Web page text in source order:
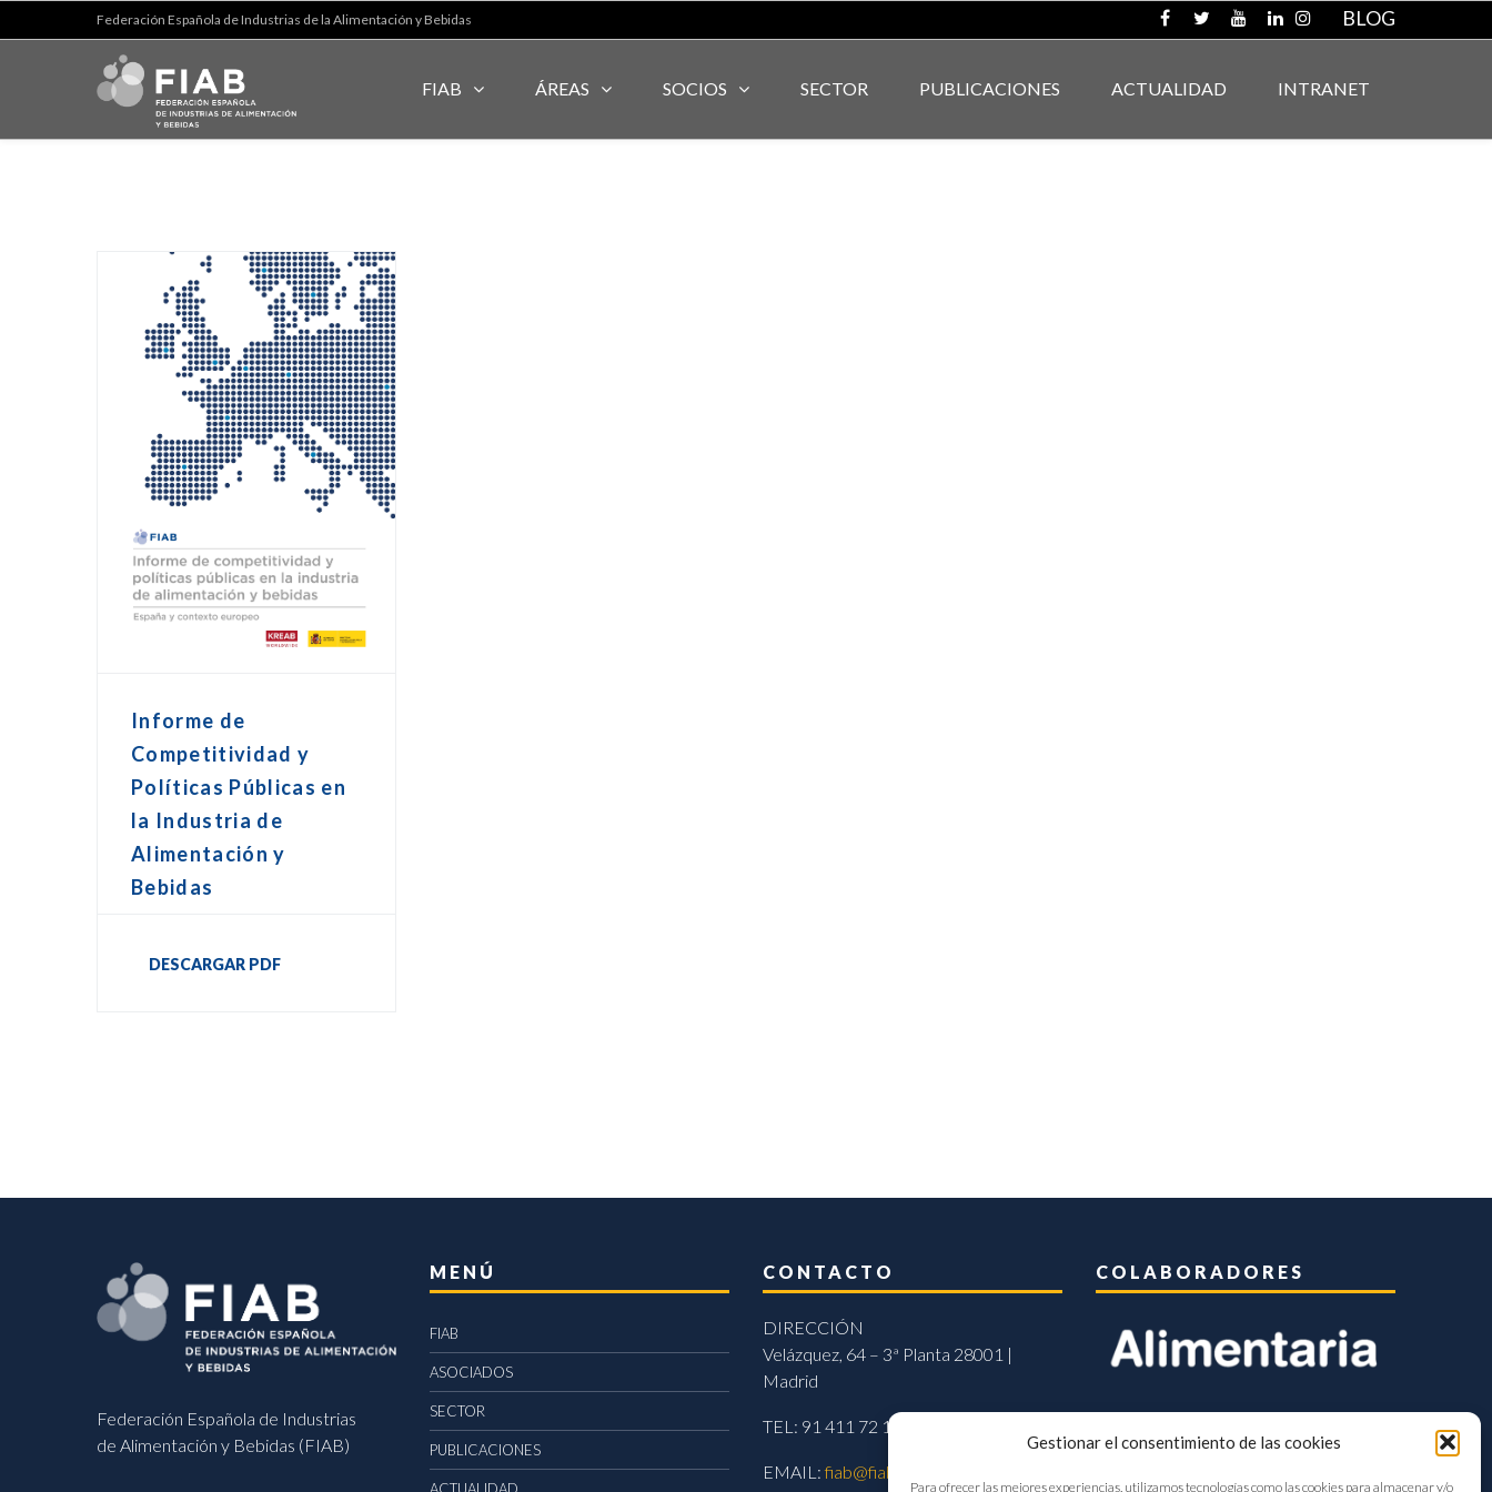
Gestionar el consentimiento de las cookies
Para ofrecer las mejores experiencias, utilizamos tecnologías como las cookies para almacenar y/o
Federación Española de Industrias de la Alimentación y Bebidas BLOG
FIAB ÁREAS SOCIOS SECTOR PUBLICACIONES ACTUALIDAD INTRANET
Informe de
Competitividad y
Políticas Públicas en
la Industria de
Alimentación y
Bebidas
DESCARGAR PDF
Federación Española de Industrias
de Alimentación y Bebidas (FIAB)
MENÚ
FIAB
ASOCIADOS
SECTOR
PUBLICACIONES
CONTACTO
DIRECCIÓN
Velázquez, 64 – 3ª Planta 28001 |
Madrid
TEL: 91 411 72 11
EMAIL:fiab@fiab.es
COLABORADORES